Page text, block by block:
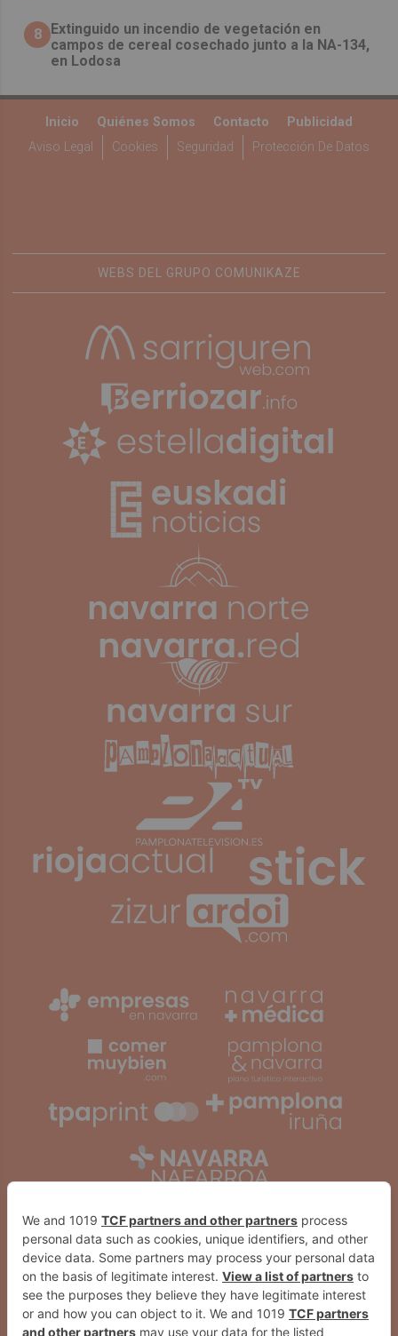
8 Extinguido un incendio de vegetación en
campos de cereal cosechado junto a la NA-134,
en Lodosa
Inicio Quiénes Somos Contacto
Publicidad
Aviso Legal
Cookies Seguridad Protección De Datos
WEBS DEL GRUPO COMUNIKAZE